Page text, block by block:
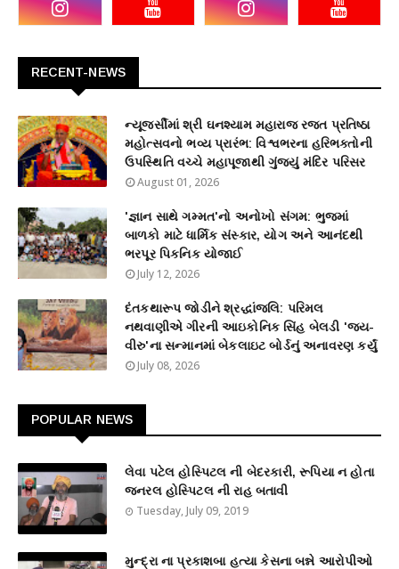
RECENT-NEWS
ન્યૂજર્સીમાં શ્રી ઘનશ્યામ મહારાજ રજત પ્રતિષ્ઠા
મહોત્સવનો ભવ્ય પ્રારંભ: વિશ્વભરના હરિભક્તોની
ઉપસ્થિતિ વચ્ચે મહાપૂજાથી ગુંજ્યું મંદિર પરિસર
August 01, 2026
'જ્ઞાન સાથે ગમ્મત'નો અનોખો સંગમ: ભુજમાં
બાળકો માટે ધાર્મિક સંસ્કાર, યોગ અને આનંદથી
ભરપૂર પિકનિક યોજાઈ
July 12, 2026
દંતકથારૂપ જોડીને શ્રદ્ધાંજલિ: પરિમલ
નથવાણીએ ગીરની આઇકોનિક સિંહ બેલડી 'જય-
વીરુ'ના સન્માનમાં બેકલાઇટ બોર્ડનું અનાવરણ કર્યું
July 08, 2026
POPULAR NEWS
લેવા પટેલ હોસ્પિટલ ની બેદરકારી, રૂપિયા ન હોતા
જનરલ હોસ્પિટલ ની રાહ બતાવી
Tuesday, July 09, 2019
મુન્દ્રા ના પ્રકાશબા હત્યા કેસના બન્ને આરોપીઓ